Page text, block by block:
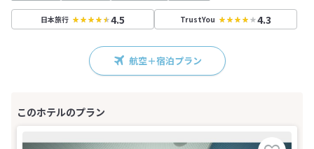
日本旅行 4.5 TrustYou 4.3
航空＋宿泊プラン